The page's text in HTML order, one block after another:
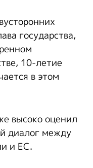
государства,
10-летие
в этом
высоко оценил
диалог между
и ЕС.